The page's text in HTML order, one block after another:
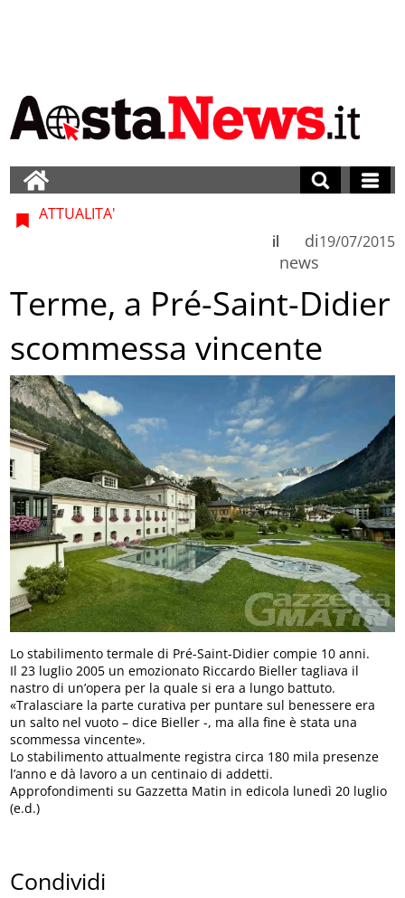
ATTUALITA'
di
news
il 19/07/2015
Terme, a Pré-Saint-Didier
scommessa vincente
Lo stabilimento termale di Pré-Saint-Didier compie 10 anni.
Il 23 luglio 2005 un emozionato Riccardo Bieller tagliava il
nastro di un’opera per la quale si era a lungo battuto.
«Tralasciare la parte curativa per puntare sul benessere era
un salto nel vuoto – dice Bieller -, ma alla fine è stata una
scommessa vincente».
Lo stabilimento attualmente registra circa 180 mila presenze
l’anno e dà lavoro a un centinaio di addetti.
Approfondimenti su Gazzetta Matin in edicola lunedì 20 luglio
(e.d.)
Condividi